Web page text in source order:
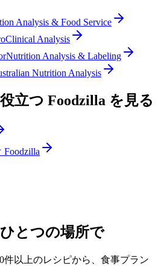
Analysis & Food Service
Clinical Analysis
Nutrition Analysis & Labeling
Nutrition Analysis
立つ Foodzilla を見る
とつの場所で
件以上のレシピから、食事プラン